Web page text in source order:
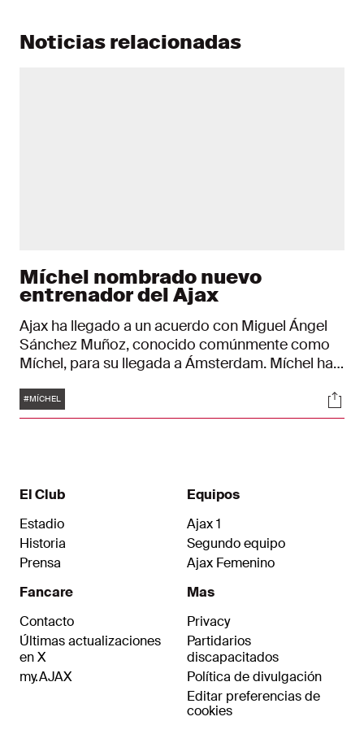
Noticias relacionadas
Míchel nombrado nuevo
entrenador del Ajax
Ajax ha llegado a un acuerdo con Miguel Ángel
Sánchez Muñoz, conocido comúnmente como
Míchel, para su llegada a Ámsterdam. Míchel ha
por dos temporadas, hasta el 30 de junio de
2028. Más detalles sobre la composición del
Etiquetas
#MÍCHEL
El Club
Estadio
Historia
Prensa
Fancare
Contacto
Últimas actualizaciones
en X
my.AJAX
Equipos
Ajax 1
Segundo equipo
Ajax Femenino
Mas
Privacy
Partidarios
discapacitados
Política de divulgación
Editar preferencias de
cookies